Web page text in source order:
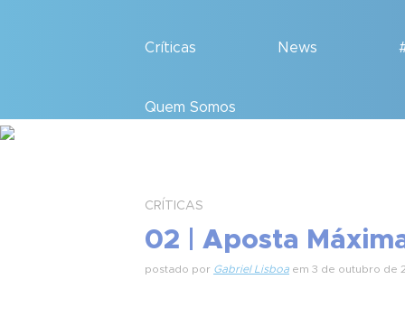
Críticas News
Quem Somos
CRÍTICAS
02 | Aposta
postado por Gabriel Lisboa em 3 de outubro de